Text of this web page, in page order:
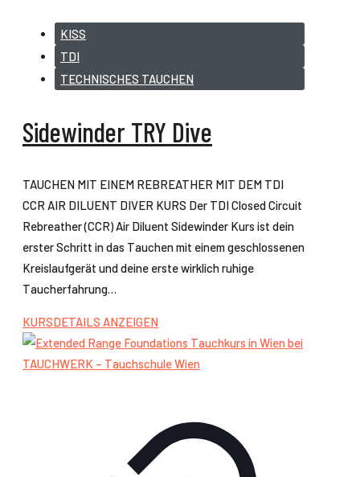
KISS
TDI
TECHNISCHES TAUCHEN
Sidewinder TRY Dive
TAUCHEN MIT EINEM REBREATHER MIT DEM TDI
CCR AIR DILUENT DIVER KURS Der TDI Closed Circuit
Rebreather (CCR) Air Diluent Sidewinder Kurs ist dein
erster Schritt in das Tauchen mit einem geschlossenen
Kreislaufgerät und deine erste wirklich ruhige
Taucherfahrung…
KURSDETAILS ANZEIGEN